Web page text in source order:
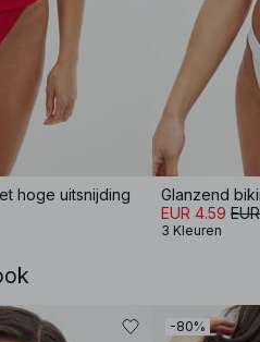
hoge uitsnijding
Glanzend
EUR 4.59
3 Kleuren
-80%